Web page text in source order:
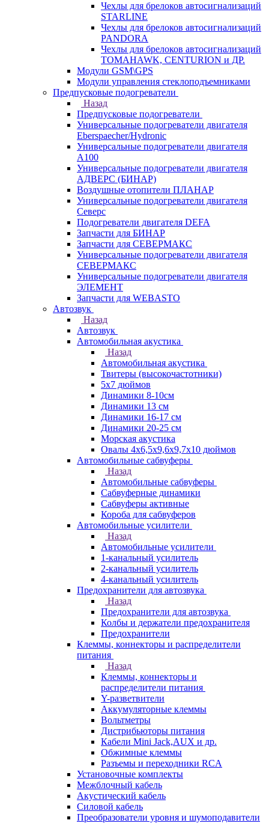
Чехлы для брелоков автосигнализаций
STARLINE
Чехлы для брелоков автосигнализаций
PANDORA
Чехлы для брелоков автосигнализаций
TOMAHAWK, CENTURION и ДР.
Модули GSM\GPS
Модули управления стеклоподъемниками
Предпусковые подогреватели
Назад
Предпусковые подогреватели
Универсальные подогреватели двигателя
Eberspaecher/Hydronic
Универсальные подогреватели двигателя
A100
Универсальные подогреватели двигателя
АДВЕРС (БИНАР)
Воздушные отопители ПЛАНАР
Универсальные подогреватели двигателя
Северс
Подогреватели двигателя DEFA
Запчасти для БИНАР
Запчасти для СЕВЕРМАКС
Универсальные подогреватели двигателя
СЕВЕРМАКС
Универсальные подогреватели двигателя
ЭЛЕМЕНТ
Запчасти для WEBASTO
Автозвук
Назад
Автозвук
Автомобильная акустика
Назад
Автомобильная акустика
Твитеры (высокочастотники)
5x7 дюймов
Динамики 8-10см
Динамики 13 см
Динамики 16-17 см
Динамики 20-25 см
Морская акустика
Овалы 4х6,5х9,6x9,7х10 дюймов
Автомобильные сабвуферы
Назад
Автомобильные сабвуферы
Сабвуферные динамики
Сабвуферы активные
Короба для сабвуферов
Автомобильные усилители
Назад
Автомобильные усилители
1-канальный усилитель
2-канальный усилитель
4-канальный усилитель
Предохранители для автозвука
Назад
Предохранители для автозвука
Колбы и держатели предохранителя
Предохранители
Клеммы, коннекторы и распределители
питания
Назад
Клеммы, коннекторы и
распределители питания
Y-разветвители
Аккумуляторные клеммы
Вольтметры
Дистрибьюторы питания
Кабели Mini Jack,AUX и др.
Обжимные клеммы
Разъемы и переходники RCA
Установочные комплекты
Межблочный кабель
Акустический кабель
Силовой кабель
Преобразователи уровня и шумоподавители